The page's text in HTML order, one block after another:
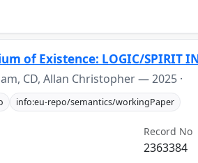
of Existence: LOGIC/SPIRIT
CD, Allan Christopher —2025 ·
info:eu-repo/semantics/workingPaper
Record No
2363384